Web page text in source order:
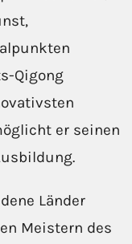
Qigong
er seinen
Länder
Meistern des